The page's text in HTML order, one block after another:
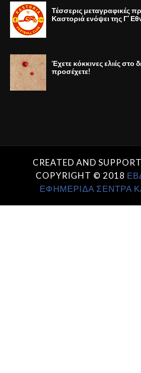
Τέσσερις μεταγραφικές
Καστοριά ενόψει της Γ'
Έχετε κόκκινες ελιές στο
προσέχετε!
CREATED AND
COPYRIGHT © 2018
ΕΦΗΜΕΡΙΔΑ ΣΕΝΤΡΑ